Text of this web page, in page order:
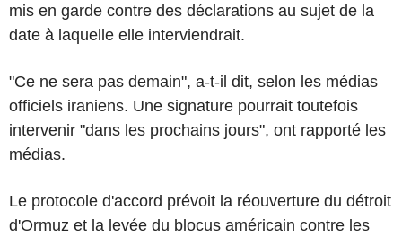
mis en garde contre des déclarations au sujet de la
date à laquelle elle interviendrait.
"Ce ne sera pas demain", a-t-il dit, selon les médias
officiels iraniens. Une signature pourrait toutefois
intervenir "dans les prochains jours", ont rapporté les
médias.
Le protocole d'accord prévoit la réouverture du détroit
d'Ormuz et la levée du blocus américain contre les